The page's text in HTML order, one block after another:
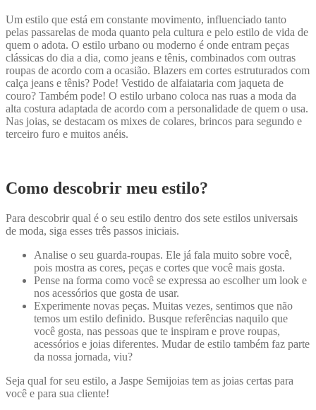
Um estilo que está em constante movimento, influenciado tanto
pelas passarelas de moda quanto pela cultura e pelo estilo de vida de
quem o adota. O estilo urbano ou moderno é onde entram peças
clássicas do dia a dia, como jeans e tênis, combinados com outras
roupas de acordo com a ocasião. Blazers em cortes estruturados com
calça jeans e tênis? Pode! Vestido de alfaiataria com jaqueta de
couro? Também pode! O estilo urbano coloca nas ruas a moda da
alta costura adaptada de acordo com a personalidade de quem o usa.
Nas joias, se destacam os mixes de colares, brincos para segundo e
terceiro furo e muitos anéis.
Como descobrir meu estilo?
Para descobrir qual é o seu estilo dentro dos sete estilos universais
de moda, siga esses três passos iniciais.
Analise o seu guarda-roupas. Ele já fala muito sobre você,
pois mostra as cores, peças e cortes que você mais gosta.
Pense na forma como você se expressa ao escolher um look e
nos acessórios que gosta de usar.
Experimente novas peças. Muitas vezes, sentimos que não
temos um estilo definido. Busque referências naquilo que
você gosta, nas pessoas que te inspiram e prove roupas,
acessórios e joias diferentes. Mudar de estilo também faz parte
da nossa jornada, viu?
Seja qual for seu estilo, a Jaspe Semijoias tem as joias certas para
você e para sua cliente!